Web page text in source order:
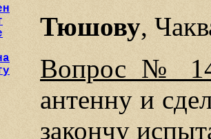
Тюшову,
Вопрос №
антенну и
закончу